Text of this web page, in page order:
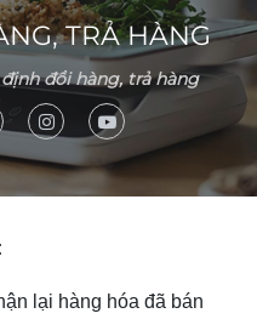
TRẢ HÀNG
đổi hàng, trả hàng
lại hàng hóa đã bán